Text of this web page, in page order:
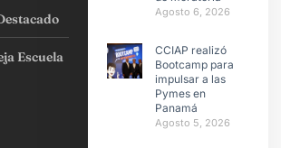
Escuela
Agosto 6, 2026
CCIAP realizó
Bootcamp para
impulsar a las
Pymes en
Panamá
Agosto 5, 2026